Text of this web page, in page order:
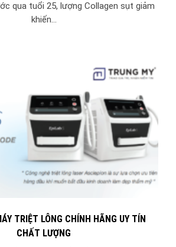
qua tuổi 25, lượng Collagen sụt giảm
khiến...
TRIỆT LÔNG CHÍNH HÃNG UY TÍN
CHẤT LƯỢNG